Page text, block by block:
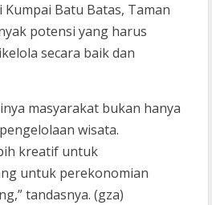
Batu Batas, Taman
potensi yang harus
secara baik dan
masyarakat bukan hanya
wisata.
kreatif untuk
untuk perekonomian
tandasnya. (gza)